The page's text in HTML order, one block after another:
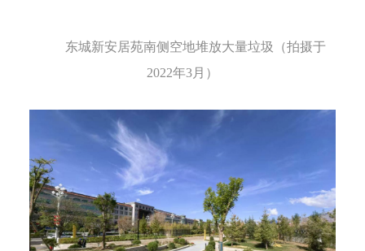
东城新安居苑南侧空地堆放大量垃圾（拍摄于
2022年3月）